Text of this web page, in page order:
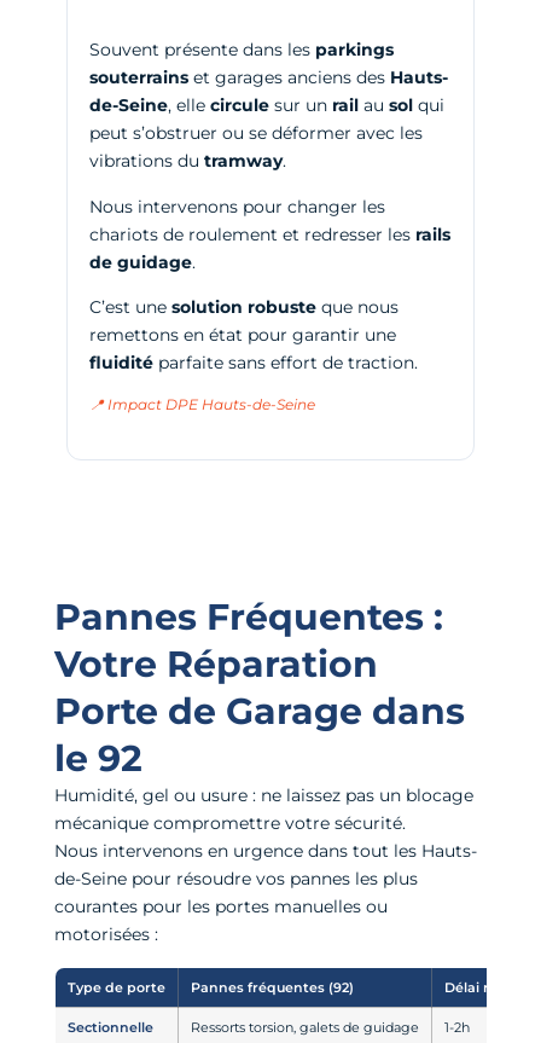
Souvent présente dans les parkings
souterrainset garages anciens des Hauts-
de-Seine, elle circulesur un railau solqui
peut s’obstruer ou se déformer avec les
vibrations du tramway.
Nous intervenons pour changer les
chariots de roulement et redresser les rails
de guidage.
C’est unesolution robusteque nous
remettons en état pour garantir une
fluiditéparfaite sans effort de traction.
📍 Impact DPE Hauts-de-Seine
Pannes Fréquentes :
Votre Réparation
Porte de Garage dans
le 92
Humidité, gel ou usure : ne laissez pas un blocage
mécanique compromettre votre sécurité.
Nous intervenons en urgence dans tout les Hauts-
de-Seine pour résoudre vos pannes les plus
courantes pour les portes manuelles ou
motorisées :
Type de porte Pannes fréquentes (92) Délai moyen
Sectionnelle Ressorts torsion, galets de guidage 1-2h